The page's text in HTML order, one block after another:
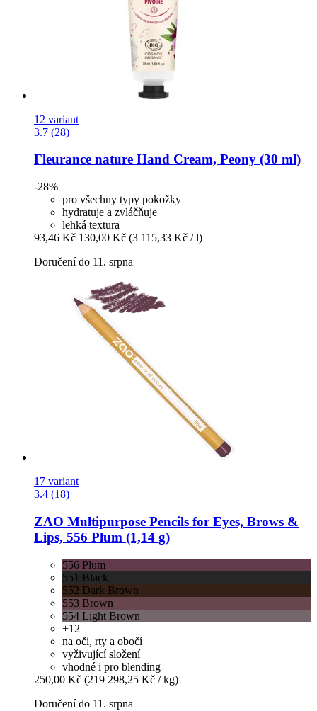
12 variant
3.7 (28)
Fleurance nature Hand Cream, Peony (30 ml)
-28%
pro všechny typy pokožky
hydratuje a zvláčňuje
lehká textura
93,46 Kč 130,00 Kč (3 115,33 Kč / l)
Doručení do 11. srpna
17 variant
3.4 (18)
ZAO Multipurpose Pencils for Eyes, Brows &
Lips, 556 Plum (1,14 g)
556 Plum
551 Black
552 Dark Brown
553 Brown
554 Light Brown
+12
na oči, rty a obočí
vyživující složení
vhodné i pro blending
250,00 Kč (219 298,25 Kč / kg)
Doručení do 11. srpna